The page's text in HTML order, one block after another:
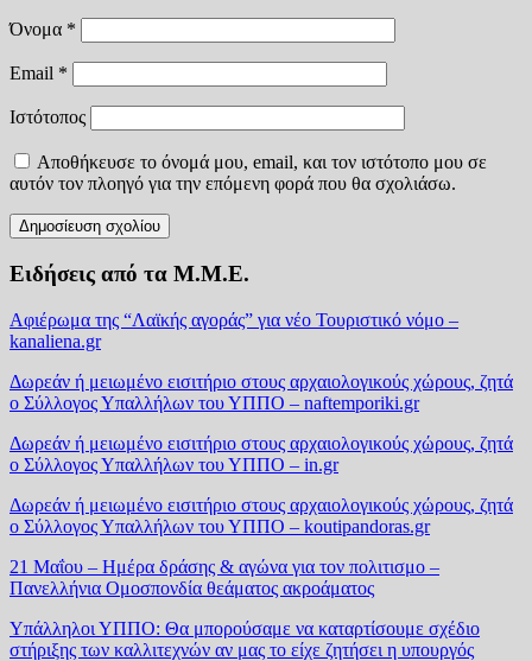
Όνομα *
Email *
Ιστότοπος
Αποθήκευσε το όνομά μου, email, και τον ιστότοπο μου σε
αυτόν τον πλοηγό για την επόμενη φορά που θα σχολιάσω.
Ειδήσεις από τα Μ.Μ.Ε.
Αφιέρωμα της “Λαϊκής αγοράς” για νέο Τουριστικό νόμο –
kanaliena.gr
Δωρεάν ή μειωμένο εισιτήριο στους αρχαιολογικούς χώρους, ζητά
ο Σύλλογος Υπαλλήλων του ΥΠΠΟ – naftemporiki.gr
Δωρεάν ή μειωμένο εισιτήριο στους αρχαιολογικούς χώρους, ζητά
ο Σύλλογος Υπαλλήλων του ΥΠΠΟ – in.gr
Δωρεάν ή μειωμένο εισιτήριο στους αρχαιολογικούς χώρους, ζητά
ο Σύλλογος Υπαλλήλων του ΥΠΠΟ – koutipandoras.gr
21 Μαΐου – Ημέρα δράσης & αγώνα για τον πολιτισμο –
Πανελλήνια Ομοσπονδία θεάματος ακροάματος
Υπάλληλοι ΥΠΠΟ: Θα μπορούσαμε να καταρτίσουμε σχέδιο
στήριξης των καλλιτεχνών αν μας το είχε ζητήσει η υπουργός